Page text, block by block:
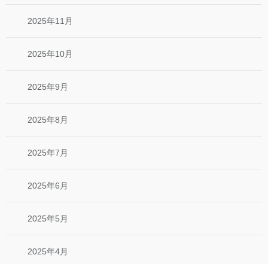
2025年11月
2025年10月
2025年9月
2025年8月
2025年7月
2025年6月
2025年5月
2025年4月